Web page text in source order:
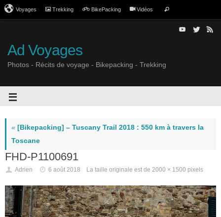
Voyages Trekking BikePacking Vidéos
Ad Voyages
Photos - Récits de voyage - Bikepacking - Trekking
« [Bikepacking] – Tuscany Trail 2018 : 550 km à travers la
Toscane
FHD-P1100691
Adrien 6 août 2018 La taille originale est de2000 × 1500 pixels